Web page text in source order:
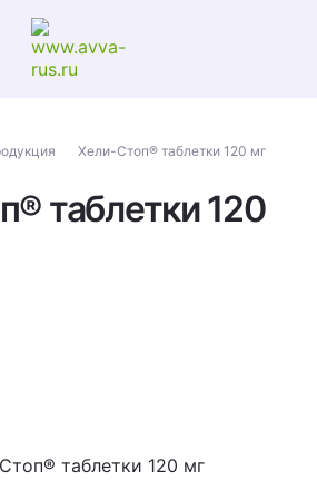
Хели-Стоп® таблетки 120 мг
таблетки 120